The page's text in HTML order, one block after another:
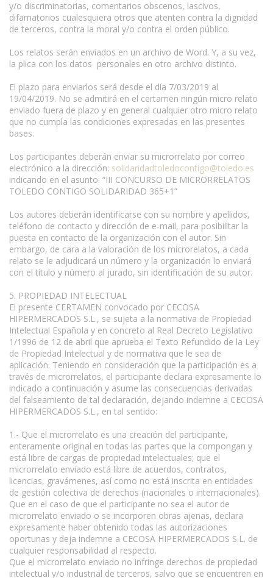
y/o discriminatorias, comentarios obscenos, lascivos,
difamatorios cualesquiera otros que atenten contra la dignidad
de terceros, contra la moral y/o contra el orden público.
Los relatos serán enviados en un archivo de Word. Y, a su vez,
la plica con los datos personales en otro archivo distinto.
El plazo para enviarlos será desde el día 7/03/2019 al
19/04/2019. No se admitirá en el certamen ningún micro relato
enviado fuera de plazo y en general cualquier otro micro relato
que no cumpla las condiciones expresadas en las presentes
bases.
Los participantes deberán enviar su microrrelato por correo
electrónico a la dirección: solidaridadtoledocontigo@toledo.es
indicando en el asunto: “III CONCURSO DE MICRORRELATOS
TOLEDO CONTIGO SOLIDARIDAD 365+1”
Los autores deberán identificarse con su nombre y apellidos,
teléfono de contacto y dirección de e-mail, para posibilitar la
puesta en contacto de la organización con el autor. Sin
embargo, de cara a la valoración de los microrelatos, a cada
relato se le adjudicará un número y la organización lo enviará
con el título y número al jurado, sin identificación de su autor.
5. PROPIEDAD INTELECTUAL
El presente CERTAMEN convocado por CECOSA
HIPERMERCADOS S.L., se sujeta a la normativa de Propiedad
Intelectual Española y en concreto al Real Decreto Legislativo
1/1996 de 12 de abril que aprueba el Texto Refundido de la Ley
de Propiedad Intelectual y de normativa que le sea de
aplicación. Teniendo en consideración que la participación es a
través de microrrelatos, el participante declara expresamente lo
indicado a continuación y asume las consecuencias derivadas
del falseamiento de tal declaración, dejando indemne a CECOSA
HIPERMERCADOS S.L., en tal sentido:
1.- Que el microrrelato es una creación del participante,
enteramente original en todas las partes que la compongan y
está libre de cargas de propiedad intelectuales; que el
microrrelato enviado está libre de acuerdos, contratos,
licencias, gravámenes, así como no está inscrita en entidades
de gestión colectiva de derechos (nacionales o internacionales).
Que en el caso de que el participante no sea el autor de
microrrelato enviado o se incorporen obras ajenas, declara
expresamente haber obtenido todas las autorizaciones
oportunas y deja indemne a CECOSA HIPERMERCADOS S.L. de
cualquier responsabilidad al respecto.
Que el microrrelato enviado no infringe derechos de propiedad
intelectual y/o industrial de terceros, salvo que se encuentren en